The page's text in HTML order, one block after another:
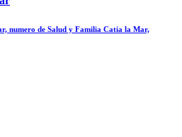
numero de Salud y Familia Catia la Mar,